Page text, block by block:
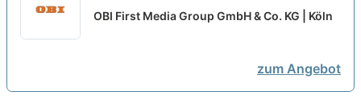
Development Pricing & Yield Retail
OBI First Media Group GmbH & Co. KG | Köln
zum Angebot